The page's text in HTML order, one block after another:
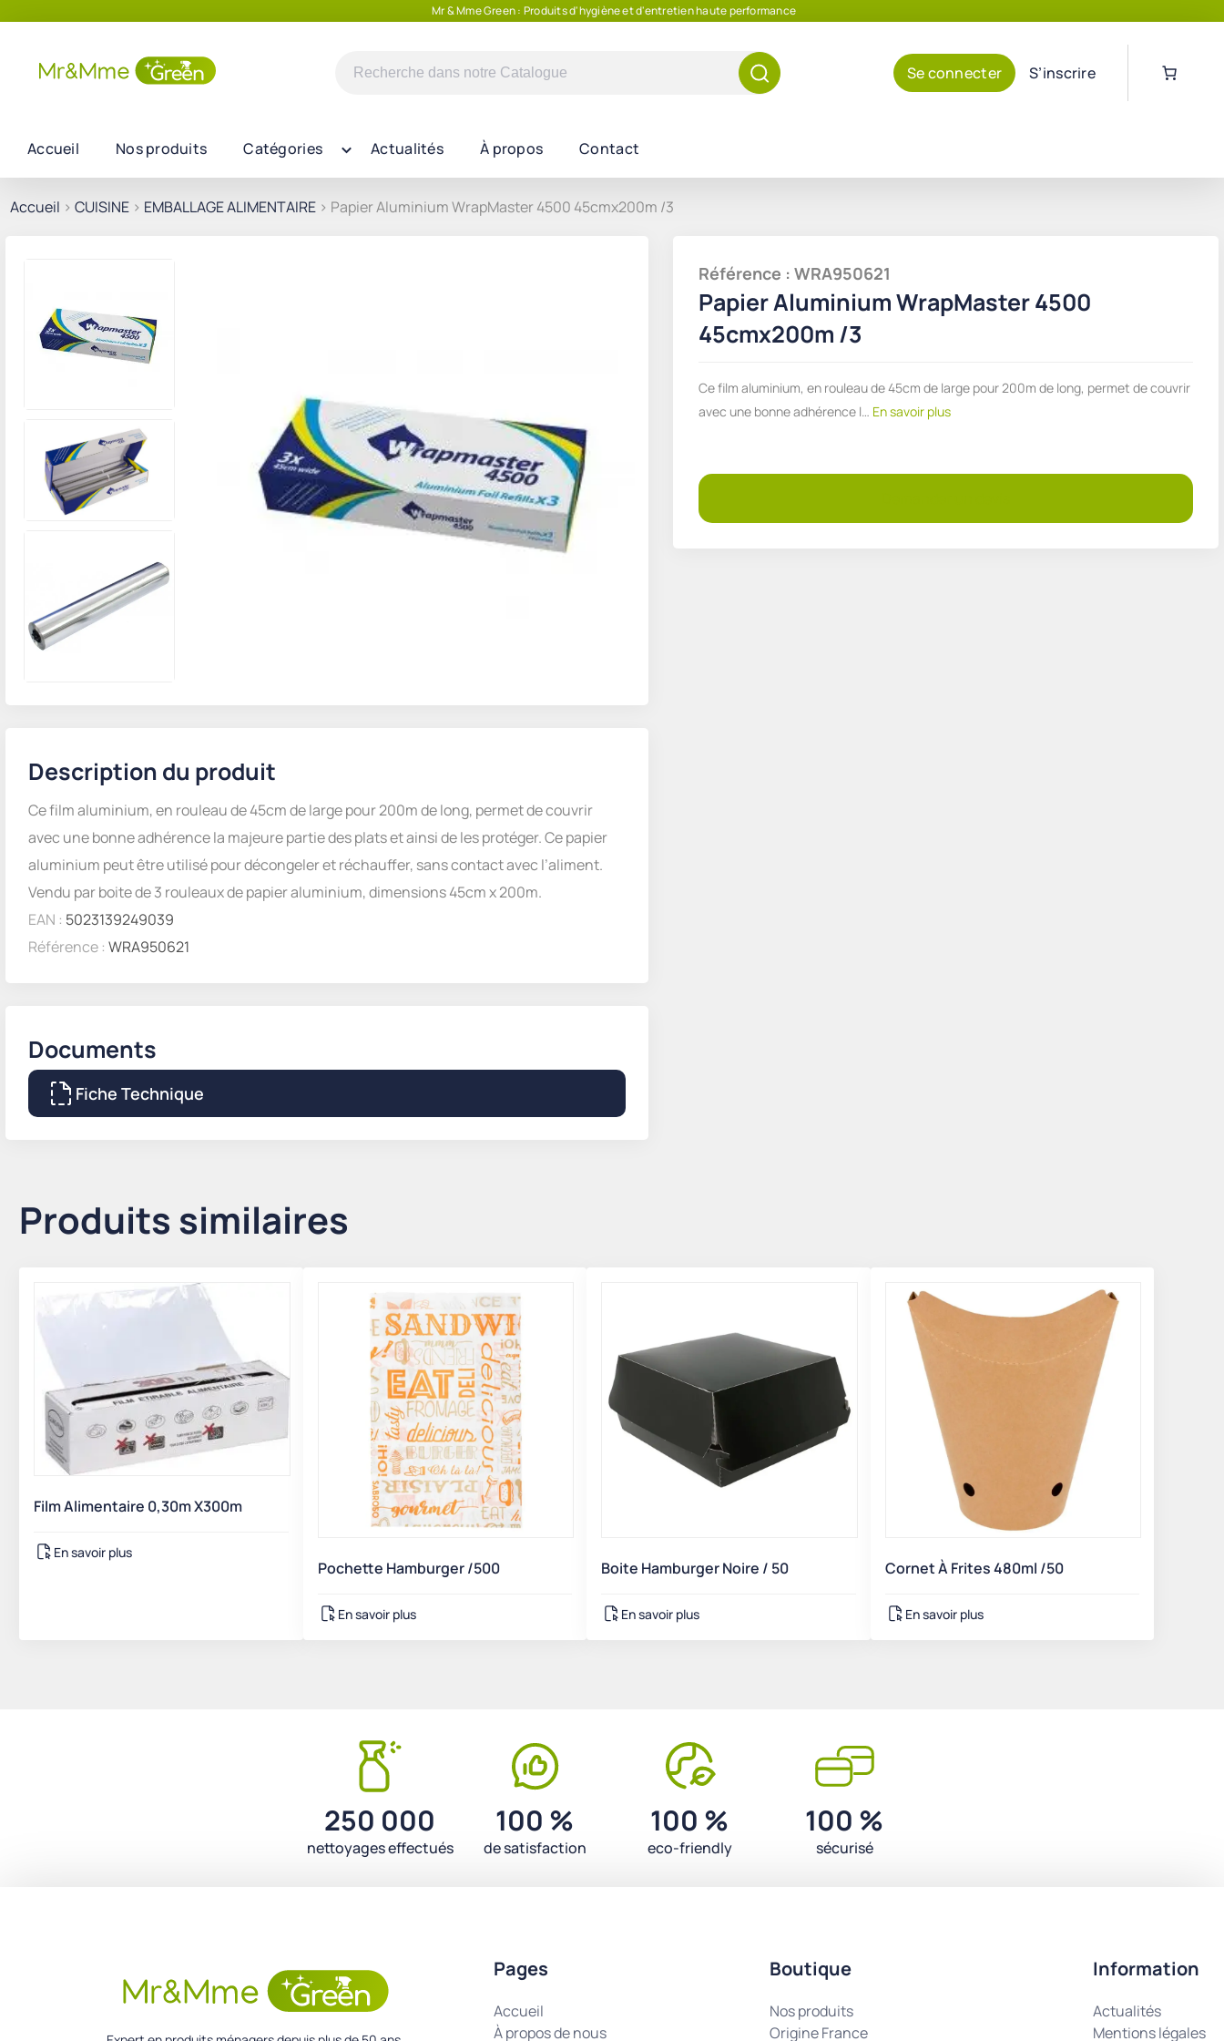
Mr & Mme Green : Produits d'hygiène et d'entretien haute performance
Recherche
Se connecter S’inscrire
Accueil Nos produits Catégories Actualités À propos Contact
Accueil > CUISINE > EMBALLAGE ALIMENTAIRE > Papier Aluminium WrapMaster 4500 45cmx200m /3
Description du produit
Ce film aluminium, en rouleau de 45cm de large pour 200m de long, permet de couvrir
avec une bonne adhérence la majeure partie des plats et ainsi de les protéger. Ce papier
aluminium peut être utilisé pour décongeler et réchauffer, sans contact avec l’aliment.
Vendu par boite de 3 rouleaux de papier aluminium, dimensions 45cm x 200m.
EAN : 5023139249039
Référence : WRA950621
Documents
Fiche Technique
Référence : WRA950621
Papier Aluminium WrapMaster 4500
45cmx200m /3
Ce film aluminium, en rouleau de 45cm de large pour 200m de long, permet de couvrir
avec une bonne adhérence l… En savoir plus
Produits similaires
Film Alimentaire 0,30m X300m
En savoir plus
Pochette Hamburger /500
En savoir plus
Boite Hamburger Noire / 50
En savoir plus
Cornet À Frites 480ml /50
En savoir plus
250 000
nettoyages effectués
100 %
de satisfaction
100 %
eco-friendly
100 %
sécurisé
Pages
Accueil
À propos de nous
Boutique
Nos produits
Origine France
Information
Actualités
Mentions légales